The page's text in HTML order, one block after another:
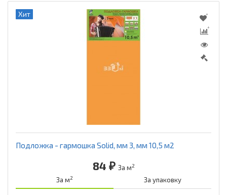
Хит
Подложка - гармошка Solid, мм 3, мм 10,5 м2
84 ₽ За м2
За м2 За упаковку